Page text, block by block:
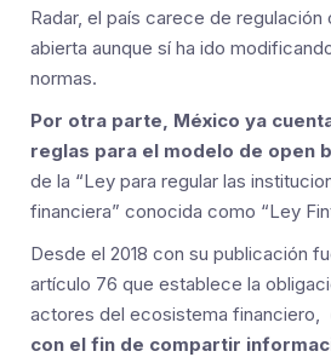
Radar, el país carece de regulación
abierta aunque sí ha ido
normas.
Por otra parte, México ya
reglas para el modelo de open
de la “Ley para regular las
financiera” conocida como “Ley
Desde el 2018 con su publicación
artículo 76 que establece la
actores del ecosistema financiero,
con el fin de compartir